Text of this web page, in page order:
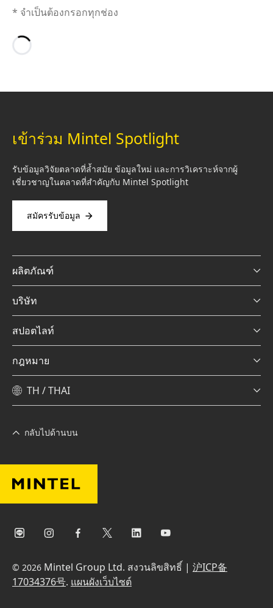
* จำเป็นต้องกรอกทุกช่อง
เข้าร่วม Mintel Spotlight
รับข้อมูลวิจัยตลาดที่ล้ำสมัย ข้อมูลใหม่ และการวิเคราะห์จากผู้
เชี่ยวชาญในตลาดที่สำคัญกับ Mintel Spotlight
สมัครรับข้อมูล
ผลิตภัณฑ์
บริษัท
สปอตไลท์
กฎหมาย
TH / THAI
กลับไปด้านบน
© 2026 Mintel Group Ltd. สงวนลิขสิทธิ์ | 沪ICP备
17034376号. แผนผังเว็บไซต์